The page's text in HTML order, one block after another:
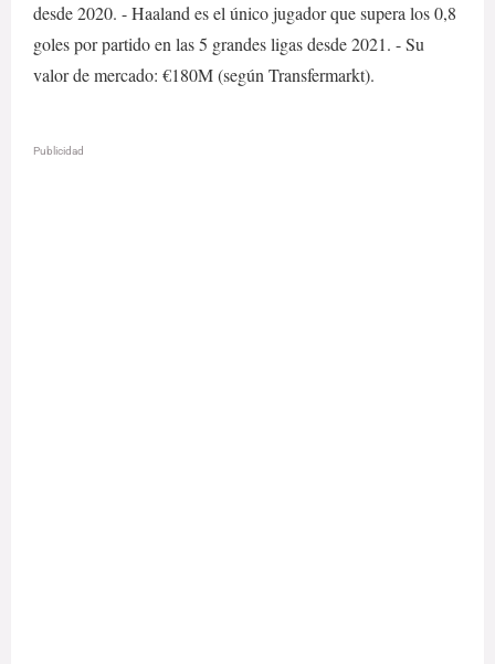
desde 2020. - Haaland es el único jugador que supera los 0,8
goles por partido en las 5 grandes ligas desde 2021. - Su
valor de mercado: €180M (según Transfermarkt).
Publicidad